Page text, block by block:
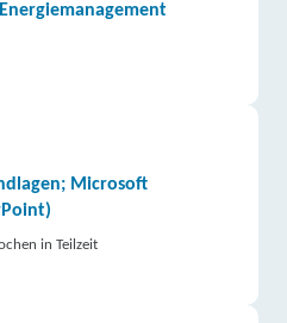
Microsoft
in Teilzeit